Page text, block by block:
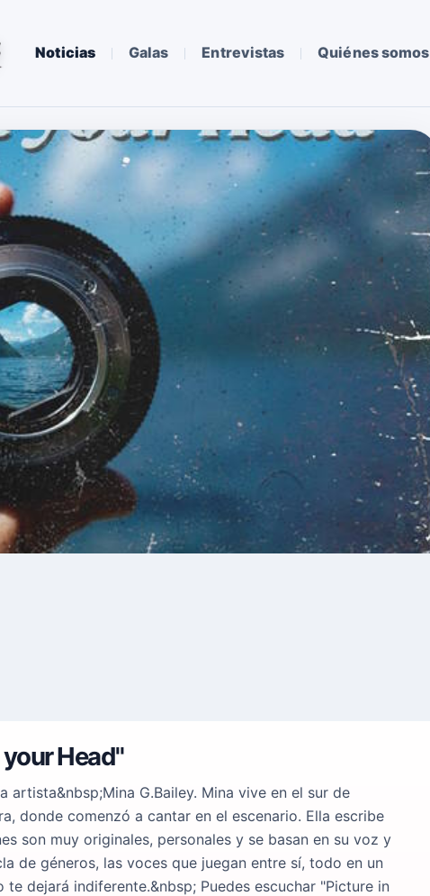
Noticias Galas Entrevistas Quiénes somos
Head"
G.Bailey. Mina vive en el sur de
donde comenzó a cantar en el escenario. Ella escribe
son muy originales, personales y se basan en su voz y
de géneros, las voces que juegan entre sí, todo en un
dejará indiferente.&nbsp; Puedes escuchar "Picture in